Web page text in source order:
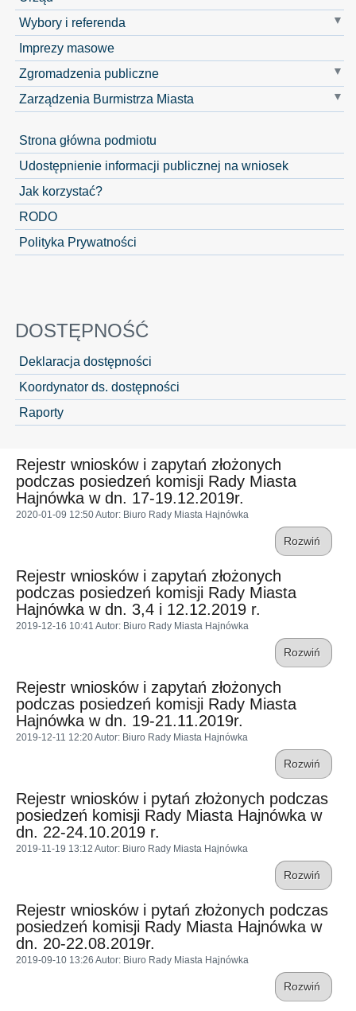
Wybory i referenda
Imprezy masowe
Zgromadzenia publiczne
Zarządzenia Burmistrza Miasta
Strona główna podmiotu
Udostępnienie informacji publicznej na wniosek
Jak korzystać?
RODO
Polityka Prywatności
DOSTĘPNOŚĆ
Deklaracja dostępności
Koordynator ds. dostępności
Raporty
Rejestr wniosków i zapytań złożonych
podczas posiedzeń komisji Rady Miasta
Hajnówka w dn. 17-19.12.2019r.
2020-01-09 12:50Autor: Biuro Rady Miasta Hajnówka
Rozwiń
Rejestr wniosków i zapytań złożonych
podczas posiedzeń komisji Rady Miasta
Hajnówka w dn. 3,4 i 12.12.2019 r.
2019-12-16 10:41 Autor: Biuro Rady Miasta Hajnówka
Rozwiń
Rejestr wniosków i zapytań złożonych
podczas posiedzeń komisji Rady Miasta
Hajnówka w dn. 19-21.11.2019r.
2019-12-11 12:20Autor: Biuro Rady Miasta Hajnówka
Rozwiń
Rejestr wniosków i pytań złożonych podczas
posiedzeń komisji Rady Miasta Hajnówka w
dn. 22-24.10.2019 r.
2019-11-19 13:12 Autor: Biuro Rady Miasta Hajnówka
Rozwiń
Rejestr wniosków i pytań złożonych podczas
posiedzeń komisji Rady Miasta Hajnówka w
dn. 20-22.08.2019r.
2019-09-10 13:26 Autor: Biuro Rady Miasta Hajnówka
Rozwiń